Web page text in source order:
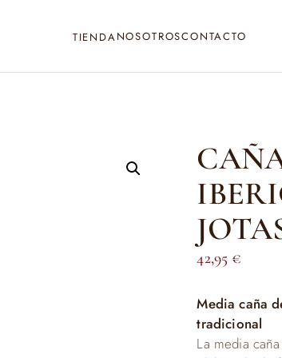
TIENDANOSOTROSCONTACTO
42,95 €
Media caña
tradicional
La media